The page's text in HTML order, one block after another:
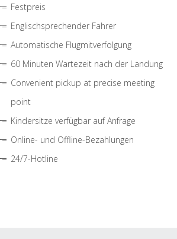
Festpreis
Englischsprechender Fahrer
Automatische Flugmitverfolgung
60 Minuten Wartezeit nach der Landung
Convenient pickup at precise meeting
point
Kindersitze verfügbar auf Anfrage
Online- und Offline-Bezahlungen
24/7-Hotline